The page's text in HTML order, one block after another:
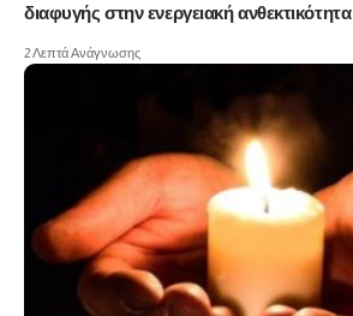
διαφυγής στην ενεργειακή ανθεκτικότητα
2 Λεπτά Ανάγνωσης